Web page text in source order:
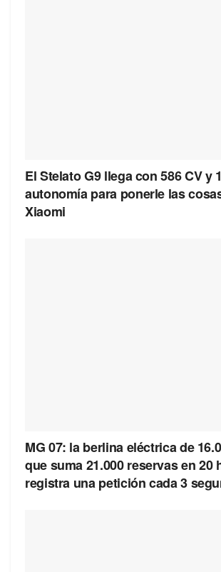
El Stelato G9 llega con 586 CV y
autonomía para ponerle las
Xiaomi
MG 07: la berlina eléctrica de
que suma 21.000 reservas en 20
registra una petición cada 3